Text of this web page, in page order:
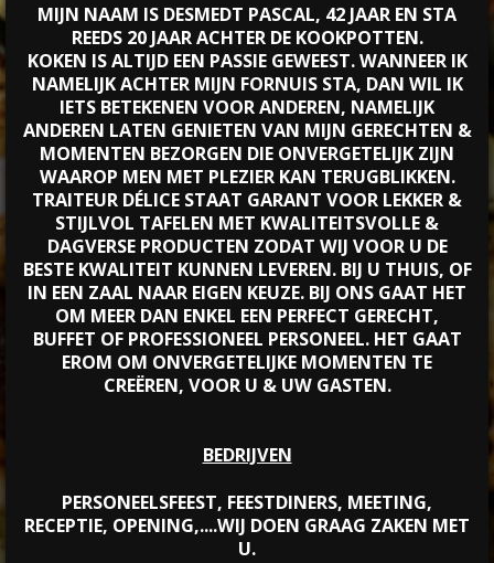
MIJN NAAM IS DESMEDT PASCAL, 42 JAAR EN STA
REEDS 20 JAAR ACHTER DE KOOKPOTTEN.
KOKEN IS ALTIJD EEN PASSIE GEWEEST. WANNEER IK
NAMELIJK ACHTER MIJN FORNUIS STA, DAN WIL IK
IETS BETEKENEN VOOR ANDEREN, NAMELIJK
ANDEREN LATEN GENIETEN VAN MIJN GERECHTEN &
MOMENTEN BEZORGEN DIE ONVERGETELIJK ZIJN
WAAROP MEN MET PLEZIER KAN TERUGBLIKKEN.
TRAITEUR DÉLICE STAAT GARANT VOOR LEKKER &
STIJLVOL TAFELEN MET KWALITEITSVOLLE &
DAGVERSE PRODUCTEN ZODAT WIJ VOOR U DE
BESTE KWALITEIT KUNNEN LEVEREN. BIJ U THUIS, OF
IN EEN ZAAL NAAR EIGEN KEUZE. BIJ ONS GAAT HET
OM MEER DAN ENKEL EEN PERFECT GERECHT,
BUFFET OF PROFESSIONEEL PERSONEEL. HET GAAT
EROM OM ONVERGETELIJKE MOMENTEN TE
CREËREN, VOOR U & UW GASTEN.
BEDRIJVEN
PERSONEELSFEEST, FEESTDINERS, MEETING,
RECEPTIE, OPENING,....WIJ DOEN GRAAG ZAKEN MET
U.